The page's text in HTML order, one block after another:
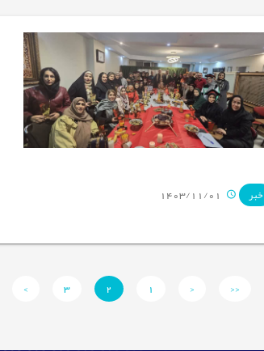
خبر 1403/11/01
<<
<
1
2
3
>